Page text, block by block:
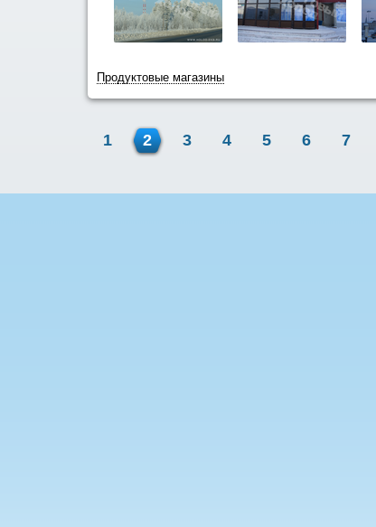
Продуктовые магазины
1 2 3 4 5 6 7